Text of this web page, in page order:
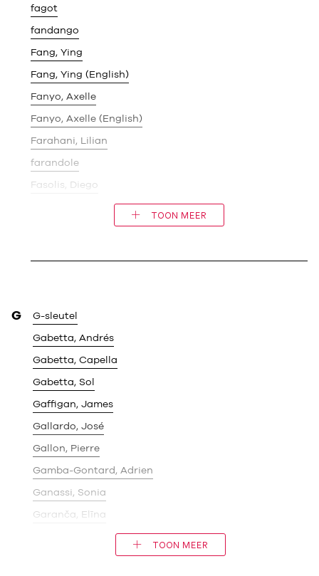
fagot
fandango
Fang, Ying
Fang, Ying (English)
Fanyo, Axelle
Fanyo, Axelle (English)
Farahani, Lilian
farandole
Fasolis, Diego
TOON MEER
G G-sleutel
Gabetta, Andrés
Gabetta, Capella
Gabetta, Sol
Gaffigan, James
Gallardo, José
Gallon, Pierre
Gamba-Gontard, Adrien
Ganassi, Sonia
Garanča, Elīna
TOON MEER